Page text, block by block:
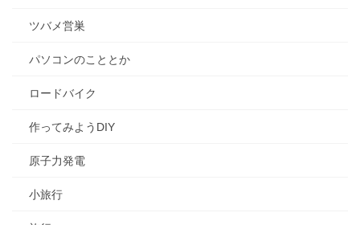
ツバメ営巣
パソコンのこととか
ロードバイク
作ってみようDIY
原子力発電
小旅行